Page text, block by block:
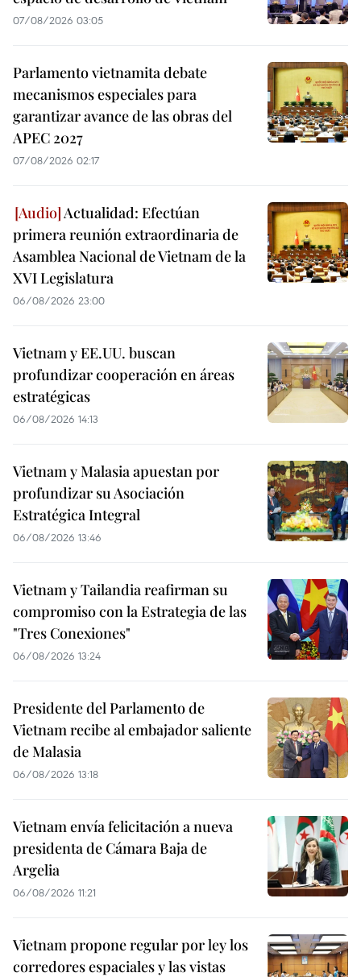
07/08/2026 03:05
Parlamento vietnamita debate
mecanismos especiales para
garantizar avance de las obras del
APEC 2027
07/08/2026 02:17
Actualidad: Efectúan
primera reunión extraordinaria de
Asamblea Nacional de Vietnam de la
XVI Legislatura
06/08/2026 23:00
Vietnam y EE.UU. buscan
profundizar cooperación en áreas
estratégicas
06/08/2026 14:13
Vietnam y Malasia apuestan por
profundizar su Asociación
Estratégica Integral
06/08/2026 13:46
Vietnam y Tailandia reafirman su
compromiso con la Estrategia de las
"Tres Conexiones"
06/08/2026 13:24
Presidente del Parlamento de
Vietnam recibe al embajador saliente
de Malasia
06/08/2026 13:18
Vietnam envía felicitación a nueva
presidenta de Cámara Baja de
Argelia
06/08/2026 11:21
Vietnam propone regular por ley los
corredores espaciales y las vistas